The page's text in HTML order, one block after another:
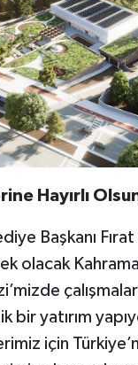
Hayırlı
Başkanı
olacak
bir yatırım
için